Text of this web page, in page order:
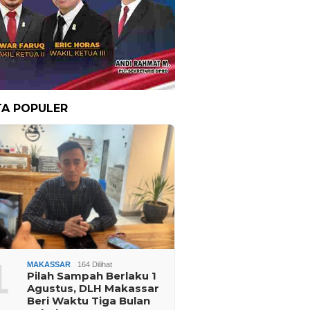
POPULER
MAKASSAR 164 Dilihat
Pilah Sampah Berlaku 1
Agustus, DLH Makassar
Beri Waktu Tiga Bulan